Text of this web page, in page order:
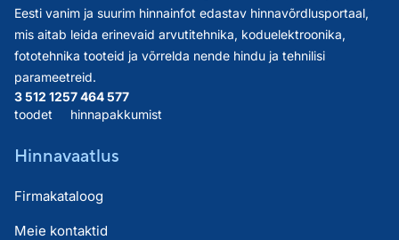
Eesti vanim ja suurim hinnainfot edastav hinnavõrdlusportaal,
mis aitab leida erinevaid arvutitehnika, koduelektroonika,
fototehnika tooteid ja võrrelda nende hindu ja tehnilisi
parameetreid.
3 512 125
toodet
7 464 577
hinnapakkumist
Hinnavaatlus
Firmakataloog
Meie kontaktid